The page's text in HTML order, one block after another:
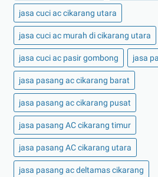
jasa cuci ac cikarang utara
jasa cuci ac murah di cikarang utara
jasa cuci ac pasir gombong jasa
jasa pasang ac cikarang barat
jasa pasang ac cikarang pusat
jasa pasang AC cikarang timur
jasa pasang AC cikarang utara
jasa pasang ac deltamas cikarang